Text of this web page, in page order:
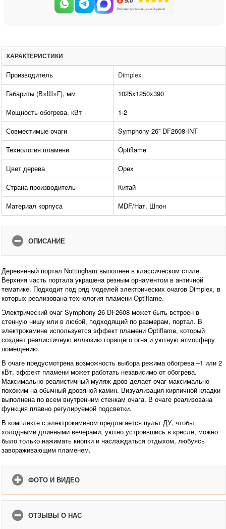
ХАРАКТЕРИСТИКИ
Производитель
Dimplex
Габариты (В×Ш×Г), мм
1025x1250x390
Мощность обогрева, кВт
1-2
Совместимые очаги
Symphony 26'' DF2608-INT
Технология пламени
Optiflame
Цвет дерева
Орех
Страна производитель
Китай
Материал корпуса
MDF/Нат. Шпон
ОПИСАНИЕ
Деревянный портал Nottingham выполнен в классическом стиле.
Верхняя часть портала украшена резным орнаментом в античной
тематике. Подходит под ряд моделей электрических очагов Dimplex, в
которых реализована технология пламени Optiflame.
Электрический очаг Symphony 26 DF2608 может быть встроен в
стенную нишу или в любой, подходящий по размерам, портал. В
электрокамине используется эффект пламени Optiflame, который
создает реалистичную иллюзию горящего огня и уютную атмосферу
помещению.
В очаге предусмотрена возможность выбора режима обогрева –1 или 2
кВт, эффект пламени может работать независимо от обогрева.
Максимально реалистичный муляж дров делает очаг максимально
похожим на обычный дровяной камин. Визуализация кирпичной кладки
выполнена по всем внутренним стенкам очага. В очаге реализована
функция плавно регулируемой подсветки.
В комплекте с электрокамином предлагается пульт ДУ, чтобы
холодными длинными вечерами, уютно устроившись в кресле, можно
было только нажимать кнопки и наслаждаться отдыхом, любуясь
завораживающим пламенем.
ФОТО И ВИДЕО
ОТЗЫВЫ О НАС